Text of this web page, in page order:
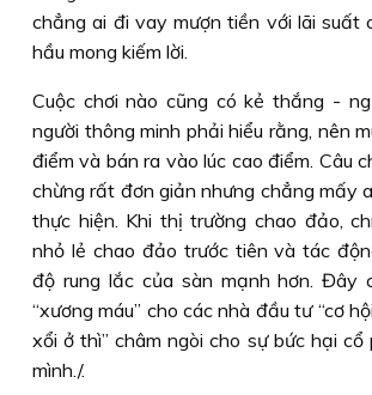
chẳng ai đi vay mượn tiền với lãi suất
hầu mong kiếm lời.
Cuộc chơi nào cũng có kẻ thắng -
người thông minh phải hiểu rằng, nên
điểm và bán ra vào lúc cao điểm. Câu
chừng rất đơn giản nhưng chẳng mấy
thực hiện. Khi thị trường chao đảo,
nhỏ lẻ chao đảo trước tiên và tác
độ rung lắc của sàn mạnh hơn. Đây
“xương máu” cho các nhà đầu tư “cơ
xổi ở thì” châm ngòi cho sự bức hại cổ
mình./.